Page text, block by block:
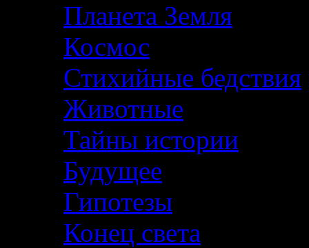
Планета Земля
Космос
Стихийные бедствия
Животные
Тайны истории
Будущее
Гипотезы
Конец света